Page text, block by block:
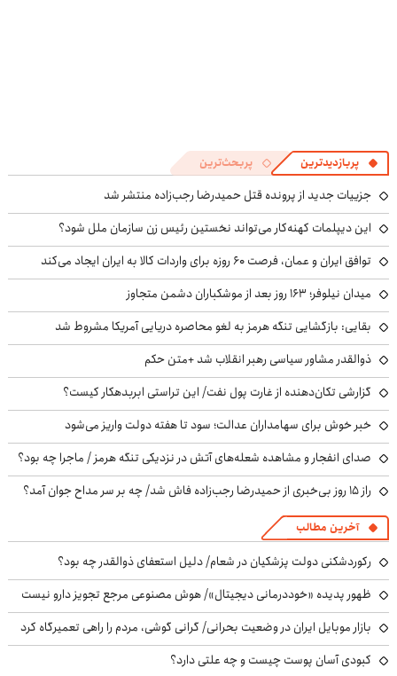
پربازدیدترین پربحث‌ترین
جزییات جدید از پرونده قتل حمیدرضا رجب‌زاده منتشر شد
این دیپلمات کهنه‌کار می‌تواند نخستین رئیس زن سازمان ملل شود؟
توافق ایران و عمان، فرصت ۶۰ روزه برای واردات کالا به ایران ایجاد می‌کند
میدان نیلوفر؛ ۱۶۳ روز بعد از موشکباران دشمن متجاوز
بقایی: بازگشایی تنگه هرمز به لغو محاصره دریایی آمریکا مشروط شد
ذوالقدر مشاور سیاسی رهبر انقلاب شد +متن حکم
گزارشی تکان‌دهنده از غارت پول نفت/ این تراستی ابربدهکار کیست؟
خبر خوش برای سهامداران عدالت؛ سود تا هفته دولت واریز می‌شود
صدای انفجار و مشاهده شعله‌های آتش در نزدیکی تنگه هرمز / ماجرا چه بود؟
راز ۱۵ روز بی‌خبری از حمیدرضا رجب‌زاده فاش شد/ چه بر سر مداح جوان آمد؟
آخرین مطالب
رکوردشکنی دولت پزشکیان در شعام/ دلیل استعفای ذوالقدر چه بود؟
ظهور پدیده «خوددرمانی دیجیتال»/ هوش مصنوعی مرجع تجویز دارو نیست
بازار موبایل ایران در وضعیت بحرانی/ گرانی گوشی، مردم را راهی تعمیرگاه کرد
کبودی آسان پوست چیست و چه علتی دارد؟